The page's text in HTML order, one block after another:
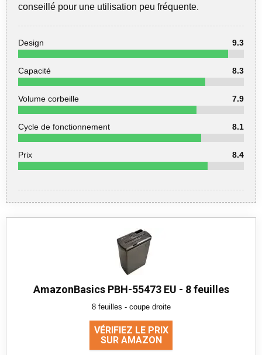
conseillé pour une utilisation peu fréquente.
Design 9.3
Capacité 8.3
Volume corbeille 7.9
Cycle de fonctionnement 8.1
Prix 8.4
AmazonBasics PBH-55473 EU - 8 feuilles
8 feuilles - coupe droite
VÉRIFIEZ LE PRIX
SUR AMAZON